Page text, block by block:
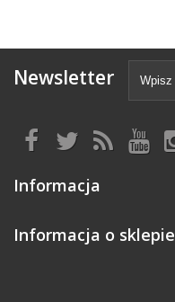
Newsletter
Informacja
Informacja o sklepie